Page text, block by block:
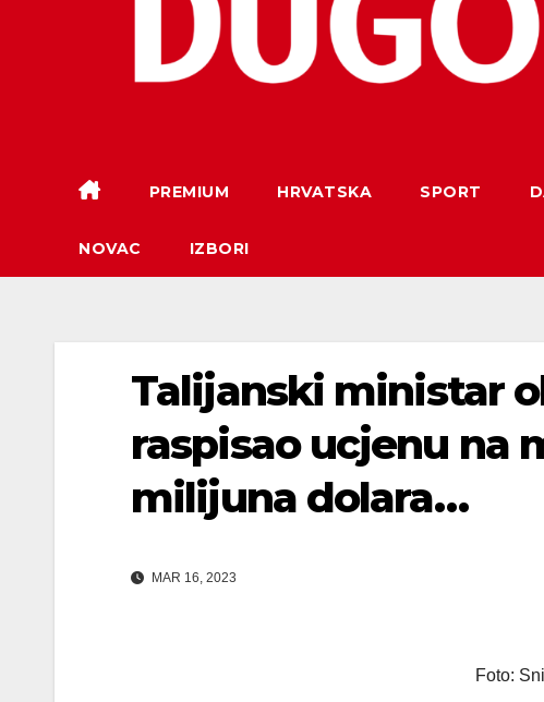
PREMIUM HRVATSKA SPORT
NOVAC IZBORI
Talijanski ministar
raspisao ucjenu na
milijuna dolara…
MAR 16, 2023
Foto: